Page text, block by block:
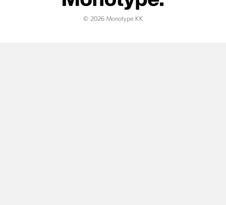
© 2026 Monotype KK